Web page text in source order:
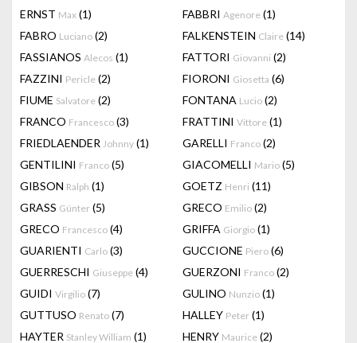
ERNST Max (1) FABBRI Agenore (1)
FABRO Luciano (2) FALKENSTEIN Claire (14)
FASSIANOS Alecos (1) FATTORI Giovanni (2)
FAZZINI Pericle (2) FIORONI Giosetta (6)
FIUME Salvatore (2) FONTANA Lucio (2)
FRANCO Francesco (3) FRATTINI Vittore (1)
FRIEDLAENDER Johnny (1) GARELLI Franco (2)
GENTILINI Franco (5) GIACOMELLI Mario (5)
GIBSON Ralph (1) GOETZ Henri (11)
GRASS Günter (5) GRECO Emilio (2)
GRECO Francesco (4) GRIFFA Giorgio (1)
GUARIENTI Carlo (3) GUCCIONE Piero (6)
GUERRESCHI Giuseppe (4) GUERZONI Franco (2)
GUIDI Virgilio (7) GULINO Nunzio (1)
GUTTUSO Renato (7) HALLEY Peter (1)
HAYTER Stanley William (1) HENRY Maurice (2)